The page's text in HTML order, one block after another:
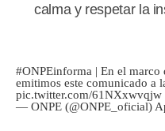
calma y respetar la
#ONPEinforma | En el marco
emitimos este comunicado a
pic.twitter.com/61NXxwvqjw
— ONPE (@ONPE_oficial)